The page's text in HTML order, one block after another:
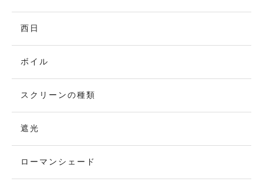
西日
ボイル
スクリーンの種類
遮光
ローマンシェード